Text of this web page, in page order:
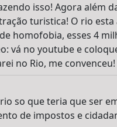
isso! Agora além
turistica! O rio
homofobia, esses 4
vá no youtube e
no Rio, me
so que teria que ser
de impostos e